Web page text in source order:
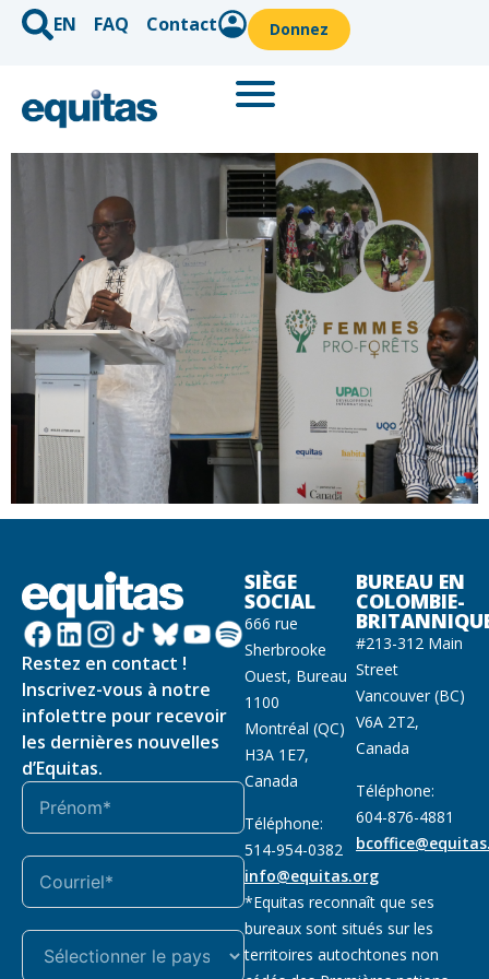
EN FAQ Contact Donnez
Restez en contact !
Inscrivez-vous à notre
infolettre pour recevoir
les dernières nouvelles
d’Equitas.
SIÈGE
SOCIAL
666 rue
Sherbrooke
Ouest, Bureau
1100
Montréal (QC)
H3A 1E7,
Canada
Téléphone:
514-954-0382
info@equitas.org
BUREAU EN
COLOMBIE-
#213-312 Main
Street
Vancouver (BC)
V6A 2T2,
Canada
Téléphone:
604-876-4881
*Equitas reconnaît que ses
bureaux sont situés sur les
territoires autochtones non